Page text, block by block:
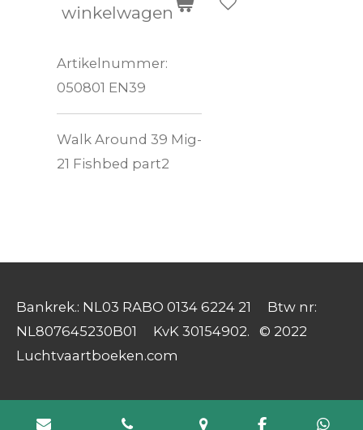
winkelwagen
Artikelnummer:
050801 EN39
Walk Around 39 Mig-
21 Fishbed part2
Bankrek.: NL03 RABO 0134 6224 21 Btw nr:
NL807645230B01 KvK 30154902. © 2022
Luchtvaartboeken.com